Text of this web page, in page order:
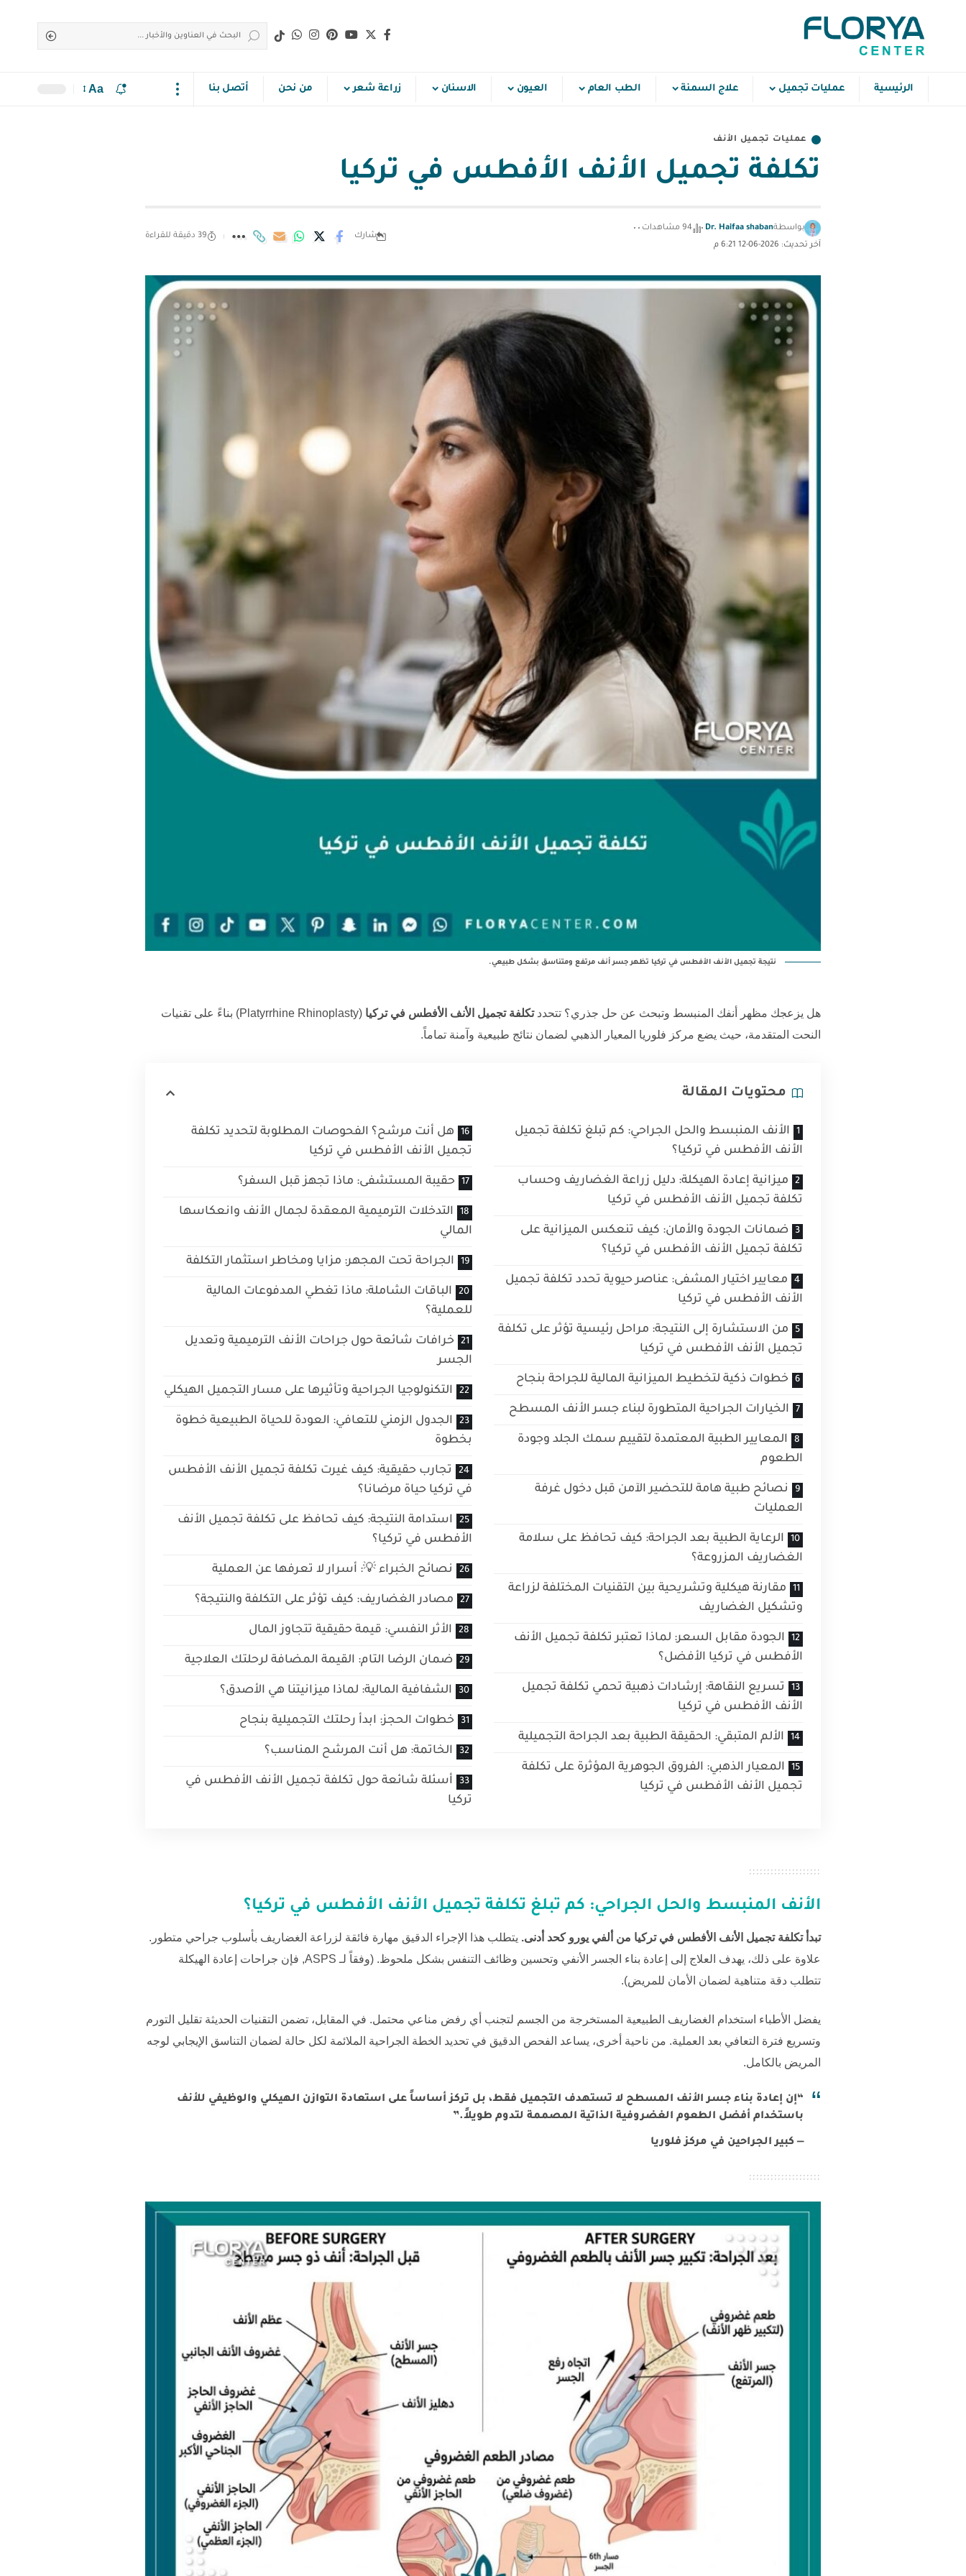
الرئيسية عمليات تجميل علاج السمنة الطب العام العيون الاسنان زراعة شعر من نحن أتصل بنا Aa
عمليات تجميل الأنف
تكلفة تجميل الأنف الأفطس في تركيا
آخر تحديث: 2026-06-12 6:21 م
بواسطةDr. Haifaa shaban
94 مشاهدات
شارك
39 دقيقة للقراءة
نتيجة تجميل الأنف الأفطس في تركيا تظهر جسر أنف مرتفع ومتناسق بشكل طبيعي.
هل يزعجك مظهر أنفك المنبسط وتبحث عن حل جذري؟ تتحددتكلفة تجميل الأنف الأفطس في تركيا
(Platyrrhine Rhinoplasty) بناءً على تقنيات
النحت المتقدمة، حيث يضع مركز فلوريا المعيار الذهبي لضمان نتائج طبيعية وآمنة تماماً.
محتويات المقالة
الأنف المنبسط والحل الجراحي: كم تبلغ تكلفة تجميل
الأنف الأفطس في تركيا؟
ميزانية إعادة الهيكلة: دليل زراعة الغضاريف وحساب
تكلفة تجميل الأنف الأفطس في تركيا
ضمانات الجودة والأمان: كيف تنعكس الميزانية على
تكلفة تجميل الأنف الأفطس في تركيا؟
معايير اختيار المشفى: عناصر حيوية تحدد تكلفة تجميل
الأنف الأفطس في تركيا
من الاستشارة إلى النتيجة: مراحل رئيسية تؤثر على تكلفة
تجميل الأنف الأفطس في تركيا
خطوات ذكية لتخطيط الميزانية المالية للجراحة بنجاح
الخيارات الجراحية المتطورة لبناء جسر الأنف المسطح
المعايير الطبية المعتمدة لتقييم سمك الجلد وجودة
الطعوم
نصائح طبية هامة للتحضير الآمن قبل دخول غرفة
العمليات
الرعاية الطبية بعد الجراحة: كيف تحافظ على سلامة
الغضاريف المزروعة؟
مقارنة هيكلية وتشريحية بين التقنيات المختلفة لزراعة
وتشكيل الغضاريف
الجودة مقابل السعر: لماذا تعتبر تكلفة تجميل الأنف
الأفطس في تركيا الأفضل؟
تسريع النقاهة: إرشادات ذهبية تحمي تكلفة تجميل
الأنف الأفطس في تركيا
الألم المتبقي: الحقيقة الطبية بعد الجراحة التجميلية
المعيار الذهبي: الفروق الجوهرية المؤثرة على تكلفة
تجميل الأنف الأفطس في تركيا
هل أنت مرشح؟ الفحوصات المطلوبة لتحديد تكلفة
تجميل الأنف الأفطس في تركيا
حقيبة المستشفى: ماذا تجهز قبل السفر؟
التدخلات الترميمية المعقدة لجمال الأنف وانعكاسها
المالي
الجراحة تحت المجهر: مزايا ومخاطر استثمار التكلفة
الباقات الشاملة: ماذا تغطي المدفوعات المالية
للعملية؟
خرافات شائعة حول جراحات الأنف الترميمية وتعديل
الجسر
التكنولوجيا الجراحية وتأثيرها على مسار التجميل الهيكلي
الجدول الزمني للتعافي: العودة للحياة الطبيعية خطوة
بخطوة
تجارب حقيقية: كيف غيرت تكلفة تجميل الأنف الأفطس
في تركيا حياة مرضانا؟
استدامة النتيجة: كيف تحافظ على تكلفة تجميل الأنف
الأفطس في تركيا؟
نصائح الخبراء 💡: أسرار لا تعرفها عن العملية
مصادر الغضاريف: كيف تؤثر على التكلفة والنتيجة؟
الأثر النفسي: قيمة حقيقية تتجاوز المال
ضمان الرضا التام: القيمة المضافة لرحلتك العلاجية
الشفافية المالية: لماذا ميزانيتنا هي الأصدق؟
خطوات الحجز: ابدأ رحلتك التجميلية بنجاح
الخاتمة: هل أنت المرشح المناسب؟
أسئلة شائعة حول تكلفة تجميل الأنف الأفطس في
تركيا
الأنف المنبسط والحل الجراحي: كم تبلغ تكلفة تجميل الأنف الأفطس في تركيا؟
تبدأ تكلفة تجميل الأنف الأفطس في تركيا من ألفي يورو كحد أدنى. يتطلب هذا الإجراء الدقيق مهارة فائقة لزراعة الغضاريف بأسلوب جراحي متطور.
علاوة على ذلك، يهدف العلاج إلى إعادة بناء الجسر الأنفي وتحسين وظائف التنفس بشكل ملحوظ. (وفقاً لـ ASPS, فإن جراحات إعادة الهيكلة
تتطلب دقة متناهية لضمان الأمان للمريض).
يفضل الأطباء استخدام الغضاريف الطبيعية المستخرجة من الجسم لتجنب أي رفض مناعي محتمل. في المقابل، تضمن التقنيات الحديثة تقليل التورم
وتسريع فترة التعافي بعد العملية. من ناحية أخرى، يساعد الفحص الدقيق في تحديد الخطة الجراحية الملائمة لكل حالة لضمان التناسق الإيجابي لوجه
المريض بالكامل.
“إن إعادة بناء جسر الأنف المسطح لا تستهدف التجميل فقط، بل تركز أساساً على استعادة التوازن الهيكلي والوظيفي للأنف
باستخدام أفضل الطعوم الغضروفية الذاتية المصممة لتدوم طويلاً.”
— كبير الجراحين في مركز فلوريا